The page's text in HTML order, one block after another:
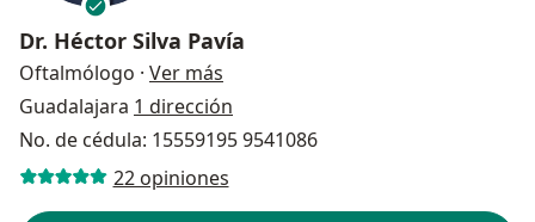
Dr. Héctor Silva Pavía
Oftalmólogo · Ver más
Guadalajara 1 dirección
No. de cédula: 15559195 9541086
22 opiniones